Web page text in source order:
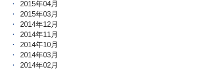
2015年04月
2015年03月
2014年12月
2014年11月
2014年10月
2014年03月
2014年02月